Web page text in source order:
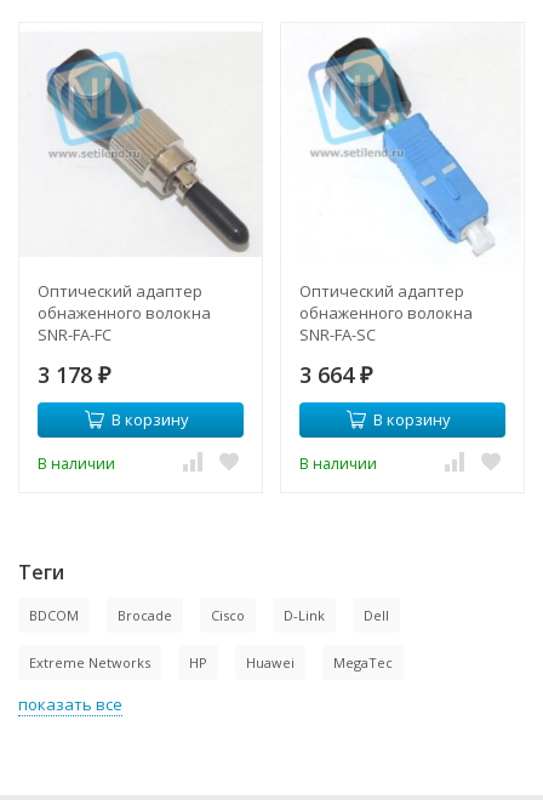
Оптический адаптер
обнаженного волокна
SNR-FA-FC
3 178 ₽
В корзину
В наличии
Оптический адаптер
обнаженного волокна
SNR-FA-SC
3 664 ₽
В корзину
В наличии
Теги
BDCOM Brocade Cisco D-Link Dell
Extreme Networks HP Huawei MegaTec
показать все